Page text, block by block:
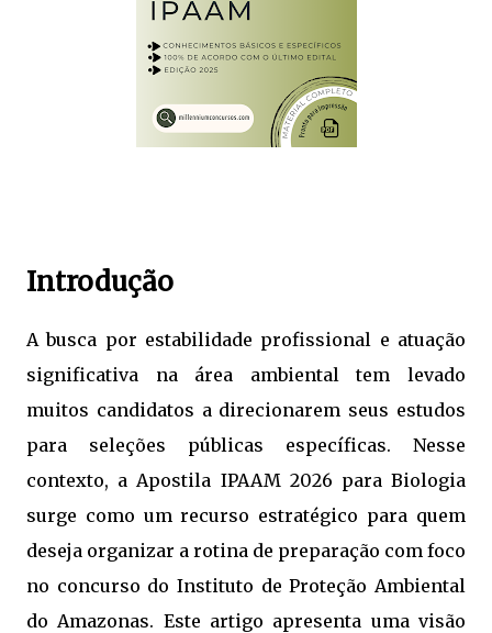
Introdução
A busca por estabilidade profissional e atuação
significativa na área ambiental tem levado
muitos candidatos a direcionarem seus estudos
para seleções públicas específicas. Nesse
contexto, a Apostila IPAAM 2026 para Biologia
surge como um recurso estratégico para quem
deseja organizar a rotina de preparação com foco
no concurso do Instituto de Proteção Ambiental
do Amazonas. Este artigo apresenta uma visão